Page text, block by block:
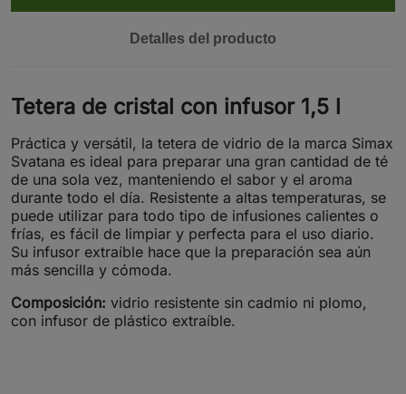
Detalles del producto
Tetera de cristal con infusor 1,5 l
Práctica y versátil, la tetera de vidrio de la marca Simax
Svatana es ideal para preparar una gran cantidad de té
de una sola vez, manteniendo el sabor y el aroma
durante todo el día. Resistente a altas temperaturas, se
puede utilizar para todo tipo de infusiones calientes o
frías, es fácil de limpiar y perfecta para el uso diario.
Su infusor extraíble hace que la preparación sea aún
más sencilla y cómoda.
Composición: vidrio resistente sin cadmio ni plomo,
con infusor de plástico extraíble.